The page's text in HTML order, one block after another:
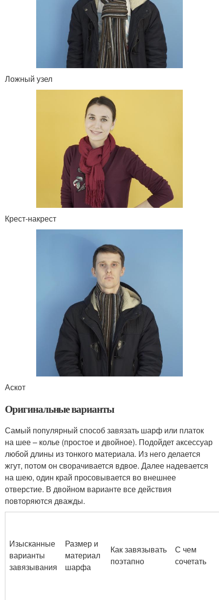
Ложный узел
Крест-накрест
Аскот
Оригинальные варианты
Самый популярный способ завязать шарф или платок
на шее – колье (простое и двойное). Подойдет аксессуар
любой длины из тонкого материала. Из него делается
жгут, потом он сворачивается вдвое. Далее надевается
на шею, один край просовывается во внешнее
отверстие. В двойном варианте все действия
повторяются дважды.
Изысканные
варианты
завязывания
Размер и
материал
шарфа
Как завязывать
поэтапно
С чем
сочетать